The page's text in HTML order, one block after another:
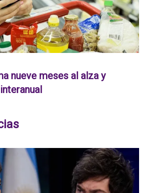
nueve meses al alza y